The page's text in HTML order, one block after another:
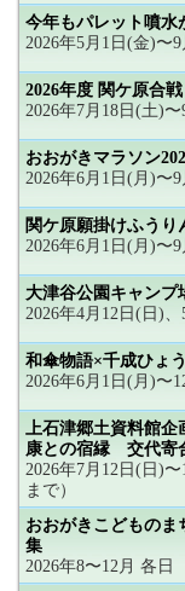
今年もパレット噴水
2026年5月1日(金)〜
2026年度 関ケ原合
2026年7月18日(土)
おおがきマラソン
2026年6月1日(月)〜
関ケ原願掛けふうり
2026年6月1日(月)〜
大津谷公園キャン
2026年4月12日(日)
和傘物語×千成ひょ
2026年6月1日(月)〜
上石津郷土資料館企
康との宿縁 交代寄
2026年7月12日(日)
まで）
おおがきこどものま
集
2026年8〜12月 各日